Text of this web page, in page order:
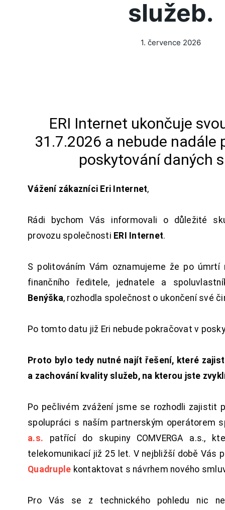
služeb.
1. července 2026
ERI Internet ukončuje
31.7.2026 a nebude nadále
poskytování daných
Vážení zákazníci Eri Internet,
Rádi bychom Vás informovali o důležité
provozu společnosti ERI Internet.
S politováním Vám oznamujeme že po úmrtí
finančního ředitele, jednatele a
Benýška, rozhodla společnost o ukončení své
Po tomto datu již Eri nebude pokračovat v
Proto bylo tedy nutné najít řešení, které
a zachování kvality služeb, na kterou jste
Po pečlivém zvážení jsme se rozhodli zajistit
spolupráci s naším partnerským operátorem
a.s. patřící do skupiny COMVERGA a.s.,
telekomunikací již 25 let. V nejbližší době Vás
Quadruple kontaktovat s návrhem nového
Pro Vás se z technického pohledu nic